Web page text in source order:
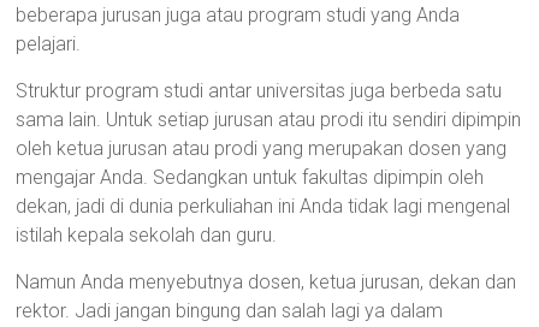
beberapa jurusan juga atau program studi yang Anda
pelajari.
Struktur program studi antar universitas juga berbeda satu
sama lain. Untuk setiap jurusan atau prodi itu sendiri dipimpin
oleh ketua jurusan atau prodi yang merupakan dosen yang
mengajar Anda. Sedangkan untuk fakultas dipimpin oleh
dekan, jadi di dunia perkuliahan ini Anda tidak lagi mengenal
istilah kepala sekolah dan guru.
Namun Anda menyebutnya dosen, ketua jurusan, dekan dan
rektor. Jadi jangan bingung dan salah lagi ya dalam